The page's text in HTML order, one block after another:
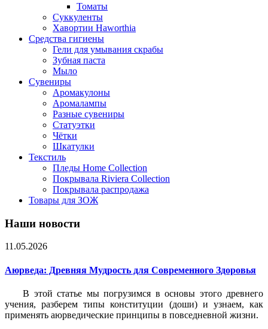
Томаты
Суккуленты
Хавортии Haworthia
Средства гигиены
Гели для умывания скрабы
Зубная паста
Мыло
Сувениры
Аромакулоны
Аромалампы
Разные сувениры
Статуэтки
Чётки
Шкатулки
Текстиль
Пледы Home Collection
Покрывала Riviera Collection
Покрывала распродажа
Товары для ЗОЖ
Наши новости
11.05.2026
Аюрведа: Древняя Мудрость для Современного Здоровья
В этой статье мы погрузимся в основы этого древнего
учения, разберем типы конституции (доши) и узнаем, как
применять аюрведические принципы в повседневной жизни.